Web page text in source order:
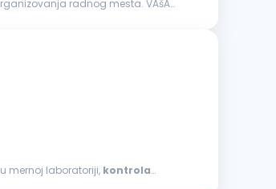
radnog mesta. VAšA
mernoj laboratoriji, kontrola